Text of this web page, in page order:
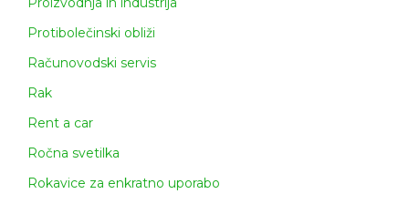
Protibolečinski obliži
Računovodski servis
Rak
Rent a car
Ročna svetilka
Rokavice za enkratno uporabo